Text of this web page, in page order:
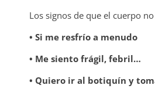
Los signos de que el cuerpo
• Si me resfrío a menudo
• Me siento frágil, febril…
• Quiero ir al botiquín y